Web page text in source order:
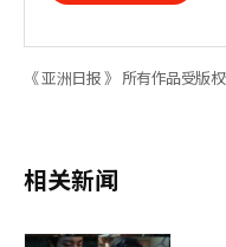
《 亚洲日报 》 所有作品受版
相关新闻